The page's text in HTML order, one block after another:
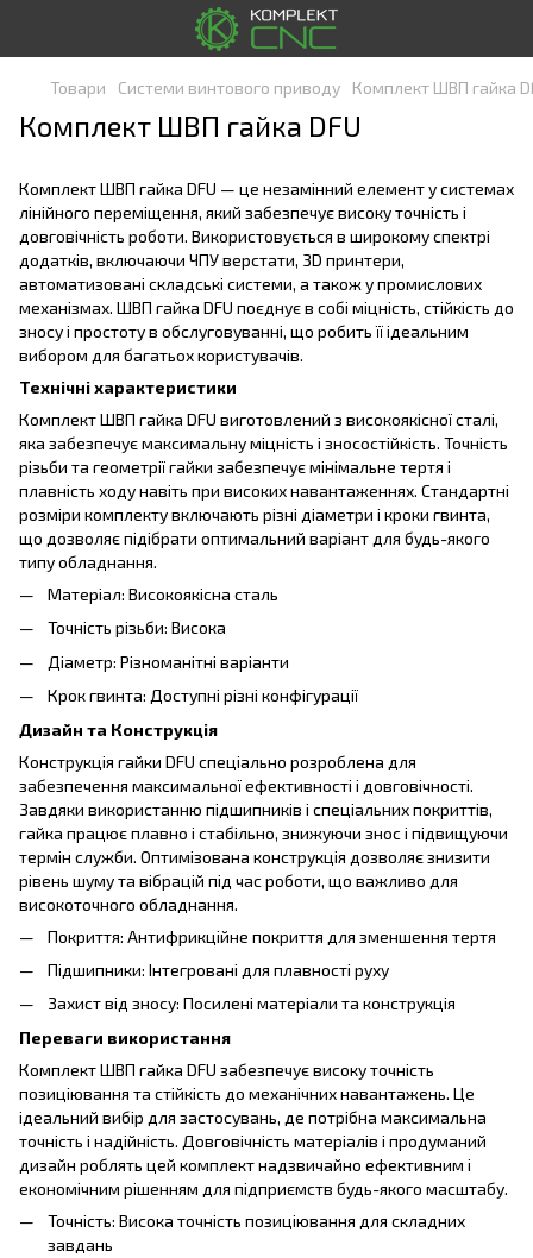
Товари Системи винтового приводу Комплект ШВП гайка
Комплект ШВП гайка DFU
Комплект ШВП гайка DFU — це незамінний елемент у системах
лінійного переміщення, який забезпечує високу точність і
довговічність роботи. Використовується в широкому спектрі
додатків, включаючи ЧПУ верстати, 3D принтери,
автоматизовані складські системи, а також у промислових
механізмах. ШВП гайка DFU поєднує в собі міцність, стійкість до
зносу і простоту в обслуговуванні, що робить її ідеальним
вибором для багатьох користувачів.
Технічні характеристики
Комплект ШВП гайка DFU виготовлений з високоякісної сталі,
яка забезпечує максимальну міцність і зносостійкість. Точність
різьби та геометрії гайки забезпечує мінімальне тертя і
плавність ходу навіть при високих навантаженнях. Стандартні
розміри комплекту включають різні діаметри і кроки гвинта,
що дозволяє підібрати оптимальний варіант для будь-якого
типу обладнання.
Матеріал: Високоякісна сталь
Точність різьби: Висока
Діаметр: Різноманітні варіанти
Крок гвинта: Доступні різні конфігурації
Дизайн та Конструкція
Конструкція гайки DFU спеціально розроблена для
забезпечення максимальної ефективності і довговічності.
Завдяки використанню підшипників і спеціальних покриттів,
гайка працює плавно і стабільно, знижуючи знос і підвищуючи
термін служби. Оптимізована конструкція дозволяє знизити
рівень шуму та вібрацій під час роботи, що важливо для
високоточного обладнання.
Покриття: Антифрикційне покриття для зменшення тертя
Підшипники: Інтегровані для плавності руху
Захист від зносу: Посилені матеріали та конструкція
Переваги використання
Комплект ШВП гайка DFU забезпечує високу точність
позиціювання та стійкість до механічних навантажень. Це
ідеальний вибір для застосувань, де потрібна максимальна
точність і надійність. Довговічність матеріалів і продуманий
дизайн роблять цей комплект надзвичайно ефективним і
економічним рішенням для підприємств будь-якого масштабу.
Точність: Висока точність позиціювання для складних
завдань